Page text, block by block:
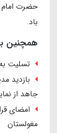
حضرت امام
باد.
همچنین
تسلیت
بازدید
جاهد از
امضای
مغولستان